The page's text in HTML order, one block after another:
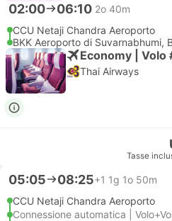
02:00 06:10 2o 40m
CCU Netaji Chandra Aeroporto
BKK Aeroporto di Suvarnabhumi,
Economy | Volo
Thai Airways
Tasse
05:05 08:25+1 1g 1o 50m
CCU Netaji Chandra Aeroporto
Connessione automatica |